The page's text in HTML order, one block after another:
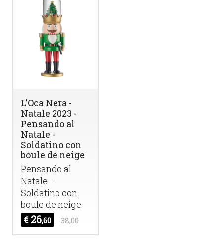
L'Oca Nera -
Natale 2023 -
Pensando al
Natale -
Soldatino con
boule de neige
Pensando al
Natale –
Soldatino con
boule de neige
€ 26,60 38,00